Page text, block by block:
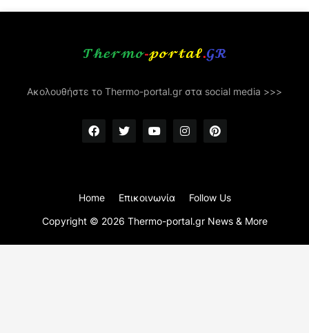
Ακολουθήστε το Thermo-portal.gr στα social media >>>
Copyright © 2026 Thermo-portal.gr News & More
Home Επικοινωνία Follow Us